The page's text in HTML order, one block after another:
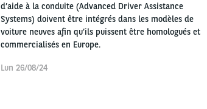
d’aide à la conduite (Advanced Driver Assistance
Systems) doivent être intégrés dans les modèles de
voiture neuves afin qu’ils puissent être homologués et
commercialisés en Europe.
Lun 26/08/24